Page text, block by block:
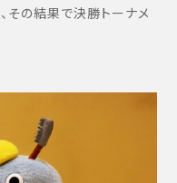
その結果で決勝トーナメ